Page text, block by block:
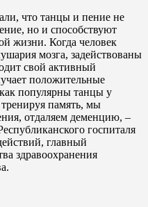
что танцы и пение не
но и способствуют
жизни. Когда человек
мозга, задействованы
свой активный
положительные
популярны танцы у
память, мы
отдаляем деменцию, –
госпиталя
главный
здравоохранения